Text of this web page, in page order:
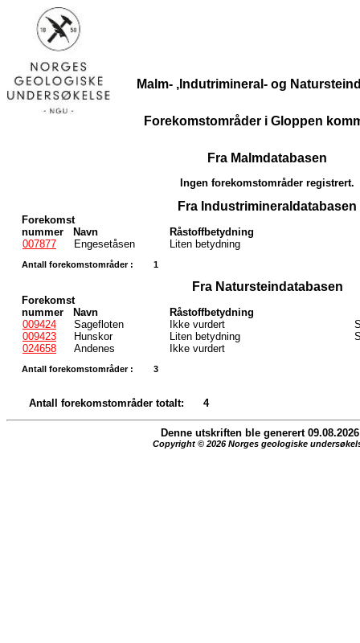
Malm- ,Indutrimineral- og
Forekomstområder i Gloppen
Fra Malmdatabasen
Ingen forekomstområder registrert.
Fra Industrimineraldatabasen
Forekomst
nummer
Navn
Råstoffbetydning
007877
Engesetåsen Liten betydning
Antall forekomstområder : 1
Fra Natursteindatabasen
Forekomst
nummer
Navn
Råstoffbetydning
009424
Sagefloten Ikke vurdert
009423
Hunskor Liten betydning
024658
Andenes Ikke vurdert
Antall forekomstområder : 3
Antall forekomstområder totalt: 4
Denne utskriften ble generert 09.08.2026
Copyright © 2026 Norges geologiske